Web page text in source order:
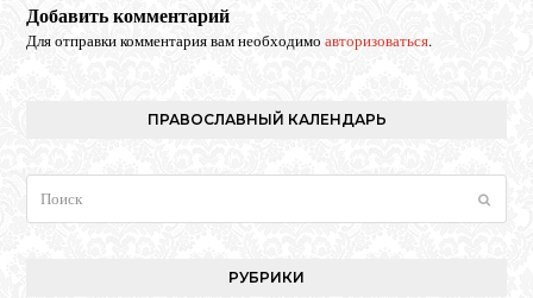
Добавить комментарий
Для отправки комментария вам необходимоавторизоваться.
ПРАВОСЛАВНЫЙ КАЛЕНДАРЬ
РУБРИКИ